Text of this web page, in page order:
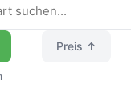
Preis ↑